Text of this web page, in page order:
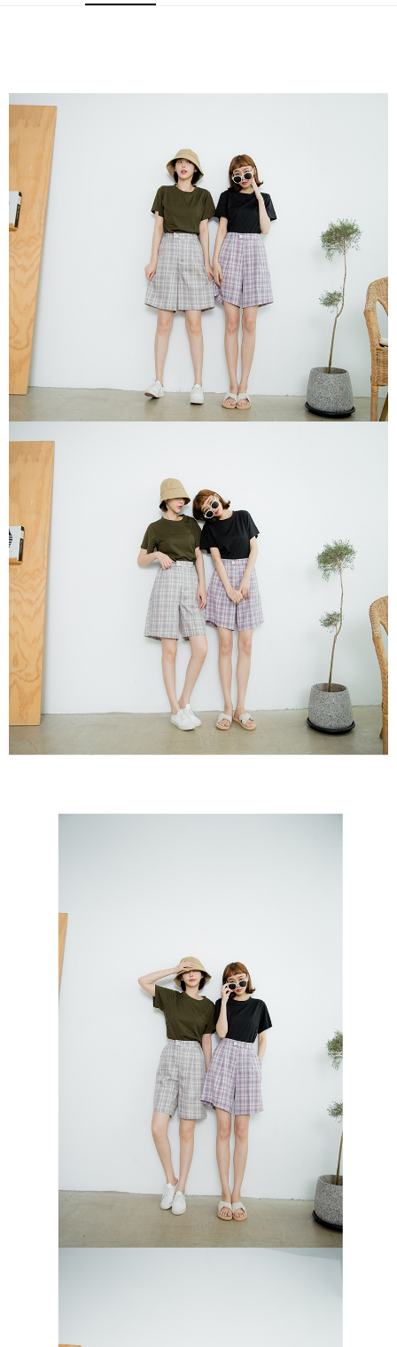
２．便利：只要手機號碼，簡訊認證，即可結帳。
３．安心：先確認商品／服務後，再付款。
【「AFTEE先享後付」結帳流程】
１．於結帳方式選擇「AFTEE先享後付」後，將跳轉至「AFTEE先享後付」
結帳頁面，進行簡訊認證並確認金額後，即可完成結帳。
２．訂單成立數日內，您將收到繳費通知簡訊。
３．收到繳費通知簡訊後14天內，點擊此簡訊中的連結，可透過四大超商／
ATM／網路銀行／等多元方式進行付款，方視為交易完成。
※ 請注意：結帳手續完成當下不需立刻繳費，但若您需要取消訂單，請聯絡
購買商品的店家。未經商家同意取消之訂單仍視為有效，需透過AFTEE先享
後付繳納相關費用。
※ 交易是否成功請以「AFTEE先享後付 」之結帳頁面顯示為準，若有關於
是否繳費成功／繳費後需取消欲退款等相關疑問，請聯繫「AFTEE先享後付
客戶支援中心」
https://netprotections.freshdesk.com/support/home
【注意事項】
１．透過由恩沛科技股份有限公司提供之「AFTEE先享後付」服務完成之交
易，需依本服務之必要範圍內提供個人資料，並將交易相關給付款項請求債
權轉讓予恩沛科技股份有限公司。
https://aftee.tw/terms/#terms3
３．未成年的使用者請事先徵得法定代理人或監護人之同意方可使用
「AFTEE先享後付」，若未經同意申辦者引起之損失，本公司不負相關責
任。
４．使用「AFTEE先享後付」時，將依據個別帳號之用戶狀況，依本公司即
時審查核予不同之上限額度；若仍有額度不足之情形，本公司將視審查結果
請求用戶進行身份認證。
５．嚴禁一人註冊多個帳號或使用他人資訊註冊。若發現惡意使用之情形，
恩沛科技股份有限公司將有權停止該用戶之使用額度並採取法律行動。
運送方式
全家取貨付款
每筆NT$80，滿NT$1,500(含以上)免運費
付款後全家取貨
每筆NT$80，滿NT$1,500(含以上)免運費
萊爾富取貨付款
每筆NT$80，滿NT$1,500(含以上)免運費
付款後萊爾富取貨
每筆NT$80，滿NT$1,500(含以上)免運費
離島取貨加價40
每筆NT$80，滿NT$1,500(含以上)免運費
付款後7-11取貨
每筆NT$100，滿NT$1,500(含以上)免運費
海外宅配 查看運費